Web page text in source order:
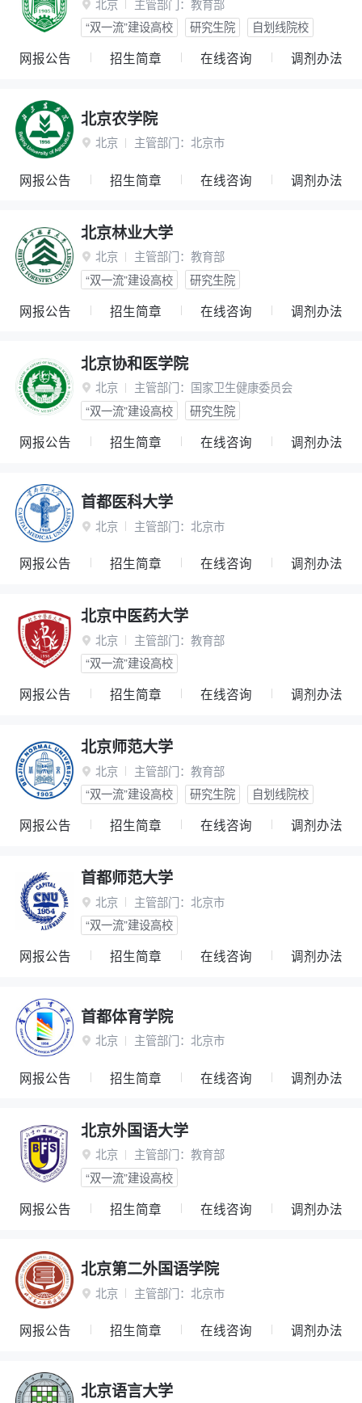
 北京 主管部门： 教育部
“双一流”建设高校
研究生院 自划线院校
网报公告 招生简章 在线咨询 调剂办法
北京农学院
 北京 主管部门： 北京市
网报公告 招生简章 在线咨询 调剂办法
北京林业大学
 北京 主管部门： 教育部
“双一流”建设高校
研究生院
网报公告 招生简章 在线咨询 调剂办法
北京协和医学院
 北京 主管部门： 国家卫生健康委员会
“双一流”建设高校
研究生院
网报公告 招生简章 在线咨询 调剂办法
首都医科大学
 北京 主管部门： 北京市
网报公告 招生简章 在线咨询 调剂办法
北京中医药大学
 北京 主管部门： 教育部
“双一流”建设高校
网报公告 招生简章 在线咨询 调剂办法
北京师范大学
 北京 主管部门： 教育部
“双一流”建设高校
研究生院 自划线院校
网报公告 招生简章 在线咨询 调剂办法
首都师范大学
 北京 主管部门： 北京市
“双一流”建设高校
网报公告 招生简章 在线咨询 调剂办法
首都体育学院
 北京 主管部门： 北京市
网报公告 招生简章 在线咨询 调剂办法
北京外国语大学
 北京 主管部门： 教育部
“双一流”建设高校
网报公告 招生简章 在线咨询 调剂办法
北京第二外国语学院
 北京 主管部门： 北京市
网报公告 招生简章 在线咨询 调剂办法
北京语言大学